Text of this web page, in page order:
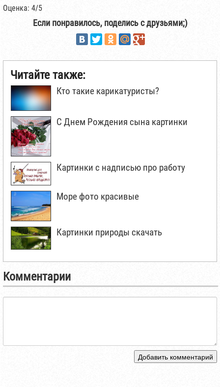
Оценка: 4/5
Если понравилось, поделись с друзьями;)
Читайте также:
Кто такие карикатуристы?
С Днем Рождения сына картинки
Картинки с надписью про работу
Море фото красивые
Картинки природы скачать
Комментарии
Добавить комментарий